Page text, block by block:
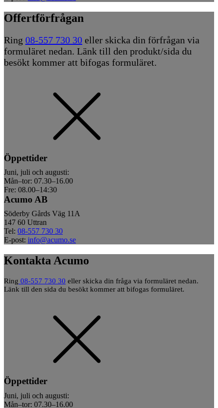
Offertförfrågan
Ring 08-557 730 30 eller skicka din förfrågan via
formuläret nedan. Länk till den produkt/sida du
besökt kommer att bifogas formuläret.
Öppettider
Juni, juli och augusti:
Mån–tor: 07.30–16.00
Fre: 08.00–14:30
Acumo AB
Söderby Gårds Väg 11A
147 60 Uttran
Tel: 08-557 730 30
E-post: info@acumo.se
Kontakta Acumo
Ring 08-557 730 30 eller skicka din fråga via formuläret nedan.
Länk till den sida du besökt kommer att bifogas formuläret.
Öppettider
Juni, juli och augusti:
Mån–tor: 07.30–16.00